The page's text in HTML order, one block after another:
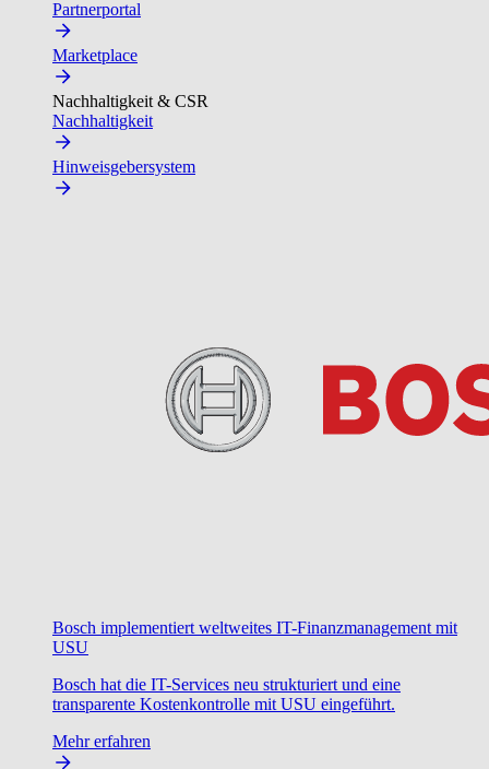
Partnerportal
Marketplace
Nachhaltigkeit & CSR
Nachhaltigkeit
Hinweisgebersystem
Bosch implementiert weltweites IT-Finanzmanagement mit
USU
Bosch hat die IT-Services neu strukturiert und eine
transparente Kostenkontrolle mit USU eingeführt.
Mehr erfahren